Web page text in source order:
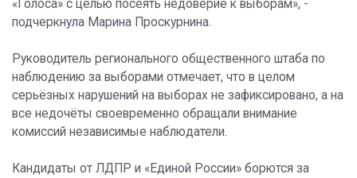
«Голоса» с целью посеять недоверие к выборам», -
подчеркнула Марина Проскурнина.
Руководитель регионального общественного штаба по
наблюдению за выборами отмечает, что в целом
серьёзных нарушений на выборах не зафиксировано, а на
все недочёты своевременно обращали внимание
комиссий независимые наблюдатели.
Кандидаты от ЛДПР и «Единой России» борются за